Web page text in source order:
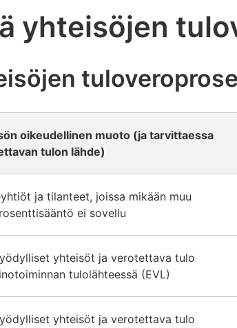
yhteisöjen
oikeudellinen muoto (ja tarvittaessa
tulon lähde)
ja tilanteet, joissa mikään muu
ei sovellu
yhteisöt ja verotettava tulo
tulolähteessä (EVL)
yhteisöt ja verotettava tulo